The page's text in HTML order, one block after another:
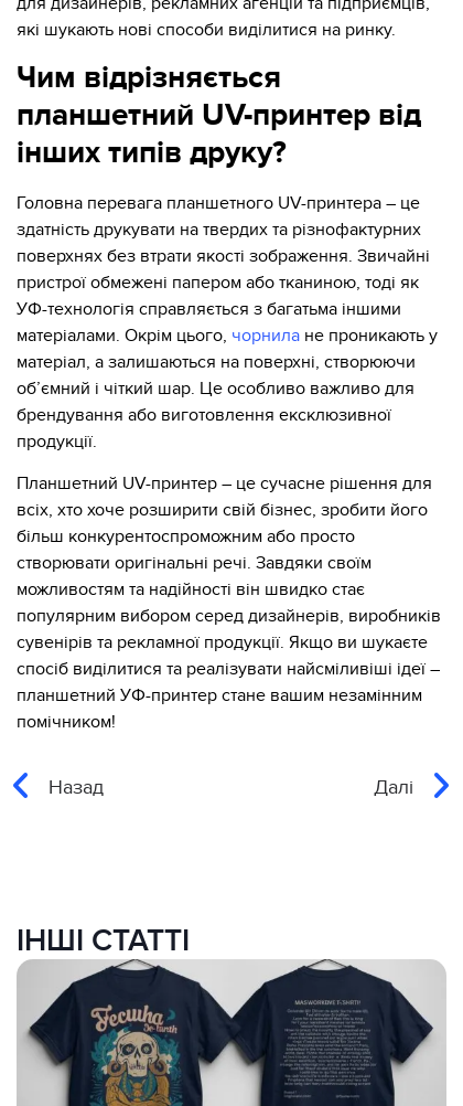
які шукають нові способи виділитися на ринку.
Чим відрізняється
планшетний UV-принтер від
інших типів друку?
Головна перевага планшетного UV-принтера – це
здатність друкувати на твердих та різнофактурних
поверхнях без втрати якості зображення. Звичайні
пристрої обмежені папером або тканиною, тоді як
УФ-технологія справляється з багатьма іншими
матеріалами. Окрім цього, чорнила не проникають у
матеріал, а залишаються на поверхні, створюючи
об’ємний і чіткий шар. Це особливо важливо для
брендування або виготовлення ексклюзивної
продукції.
Планшетний UV-принтер – це сучасне рішення для
всіх, хто хоче розширити свій бізнес, зробити його
більш конкурентоспроможним або просто
створювати оригінальні речі. Завдяки своїм
можливостям та надійності він швидко стає
популярним вибором серед дизайнерів, виробників
сувенірів та рекламної продукції. Якщо ви шукаєте
спосіб виділитися та реалізувати найсміливіші ідеї –
планшетний УФ-принтер стане вашим незамінним
помічником!
Назад Далі
ІНШІ СТАТТІ